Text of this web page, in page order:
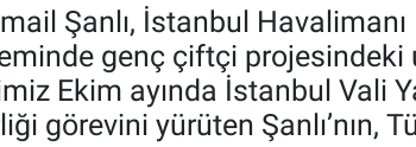
Şanlı, İstanbul
genç çiftçi
Ekim ayında İstanbul Vali
görevini yürüten Şanlı’nın,